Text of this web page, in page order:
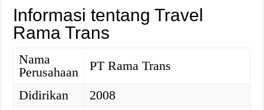
Informasi tentang Travel
Rama Trans
Nama
Perusahaan
PT Rama Trans
Didirikan
2008